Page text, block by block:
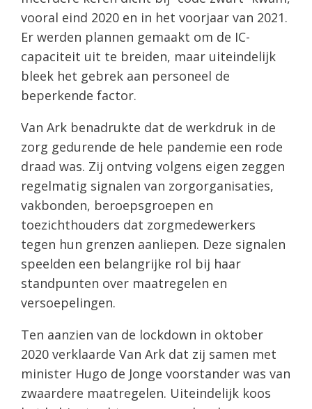
vooral eind 2020 en in het voorjaar van 2021.
Er werden plannen gemaakt om de IC-
capaciteit uit te breiden, maar uiteindelijk
bleek het gebrek aan personeel de
beperkende factor.
Van Ark benadrukte dat de werkdruk in de
zorg gedurende de hele pandemie een rode
draad was. Zij ontving volgens eigen zeggen
regelmatig signalen van zorgorganisaties,
vakbonden, beroepsgroepen en
toezichthouders dat zorgmedewerkers
tegen hun grenzen aanliepen. Deze signalen
speelden een belangrijke rol bij haar
standpunten over maatregelen en
versoepelingen.
Ten aanzien van de lockdown in oktober
2020 verklaarde Van Ark dat zij samen met
minister Hugo de Jonge voorstander was van
zwaardere maatregelen. Uiteindelijk koos